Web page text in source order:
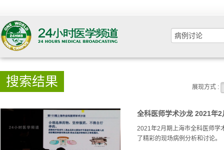
搜索结果 展现方式 :
全科医师学术沙龙 2021年
2021年2月期上海市全科医师学
了精彩的现场病例分析和讨论。